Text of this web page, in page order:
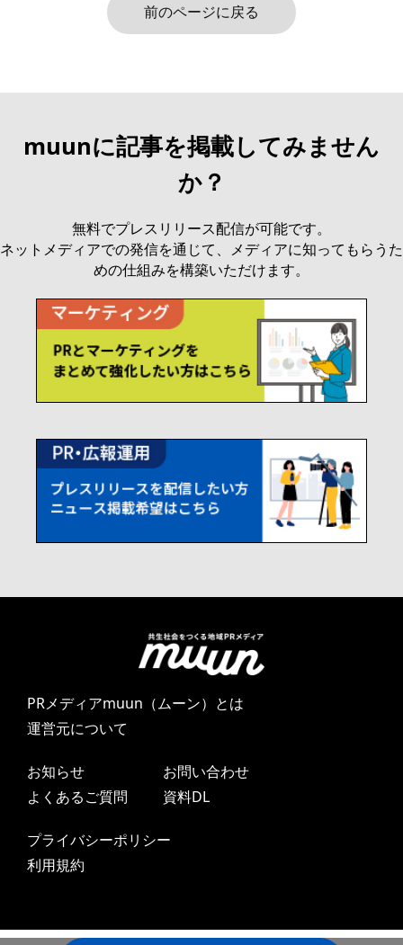
前のページに戻る
muunに記事を掲載してみません
か？
無料でプレスリリース配信が可能です。
ネットメディアでの発信を通じて、メディアに知ってもらうた
めの仕組みを構築いただけます。
PRメディアmuun（ムーン）とは
運営元について
お知らせ
よくあるご質問
お問い合わせ
資料DL
プライバシーポリシー
利用規約